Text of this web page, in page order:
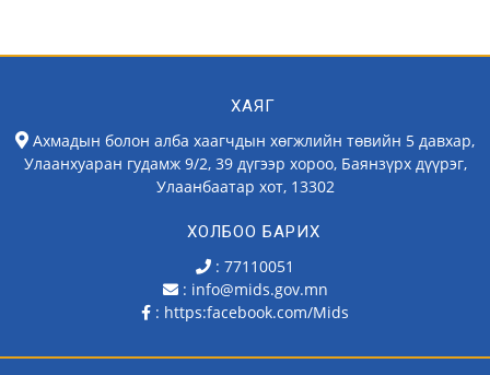
ХАЯГ
Ахмадын болон алба хаагчдын хөгжлийн төвийн 5 давхар,
Улаанхуаран гудамж 9/2, 39 дүгээр хороо, Баянзүрх дүүрэг,
Улаанбаатар хот, 13302
ХОЛБОО БАРИХ
: 77110051
: info@mids.gov.mn
: https:facebook.com/Mids